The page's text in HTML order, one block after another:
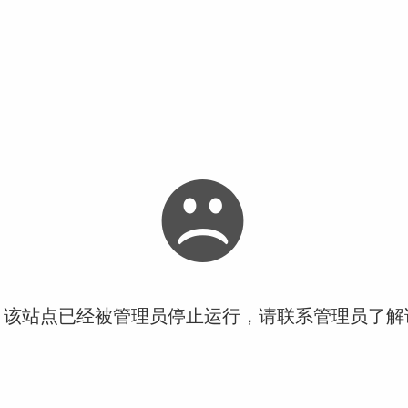
站点已经被管理员停止运行，请联系管理员了